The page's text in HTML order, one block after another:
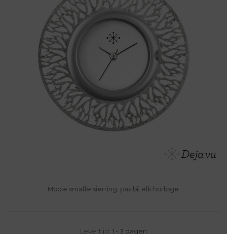
Mooie smalle sierring, pas bij elk horloge
Levertijd: 1 - 3 dagen